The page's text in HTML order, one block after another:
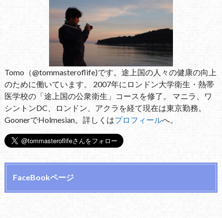
Tomo（@tommasteroflife)です。途上国の人々の健康の向上
のために働いています。 2007年にロンドン大学衛生・熱帯
医学校の「途上国の公衆衛生」コースを修了。 マニラ、ワ
シントンDC、ロンドン、アクラを経て現在は東京勤務。
GoonerでHolmesian。詳しくはプロフィールへ。
FaceBookページ